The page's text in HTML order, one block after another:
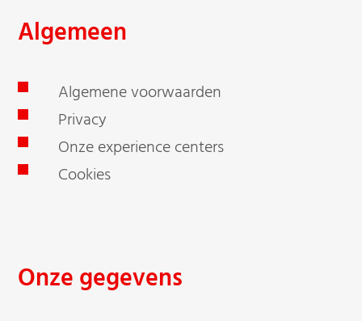
Algemeen
Algemene voorwaarden
Privacy
Onze experience centers
Cookies
Onze gegevens